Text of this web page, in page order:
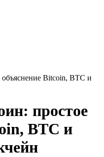
объяснение Bitcoin, BTC и
простое
BTC и